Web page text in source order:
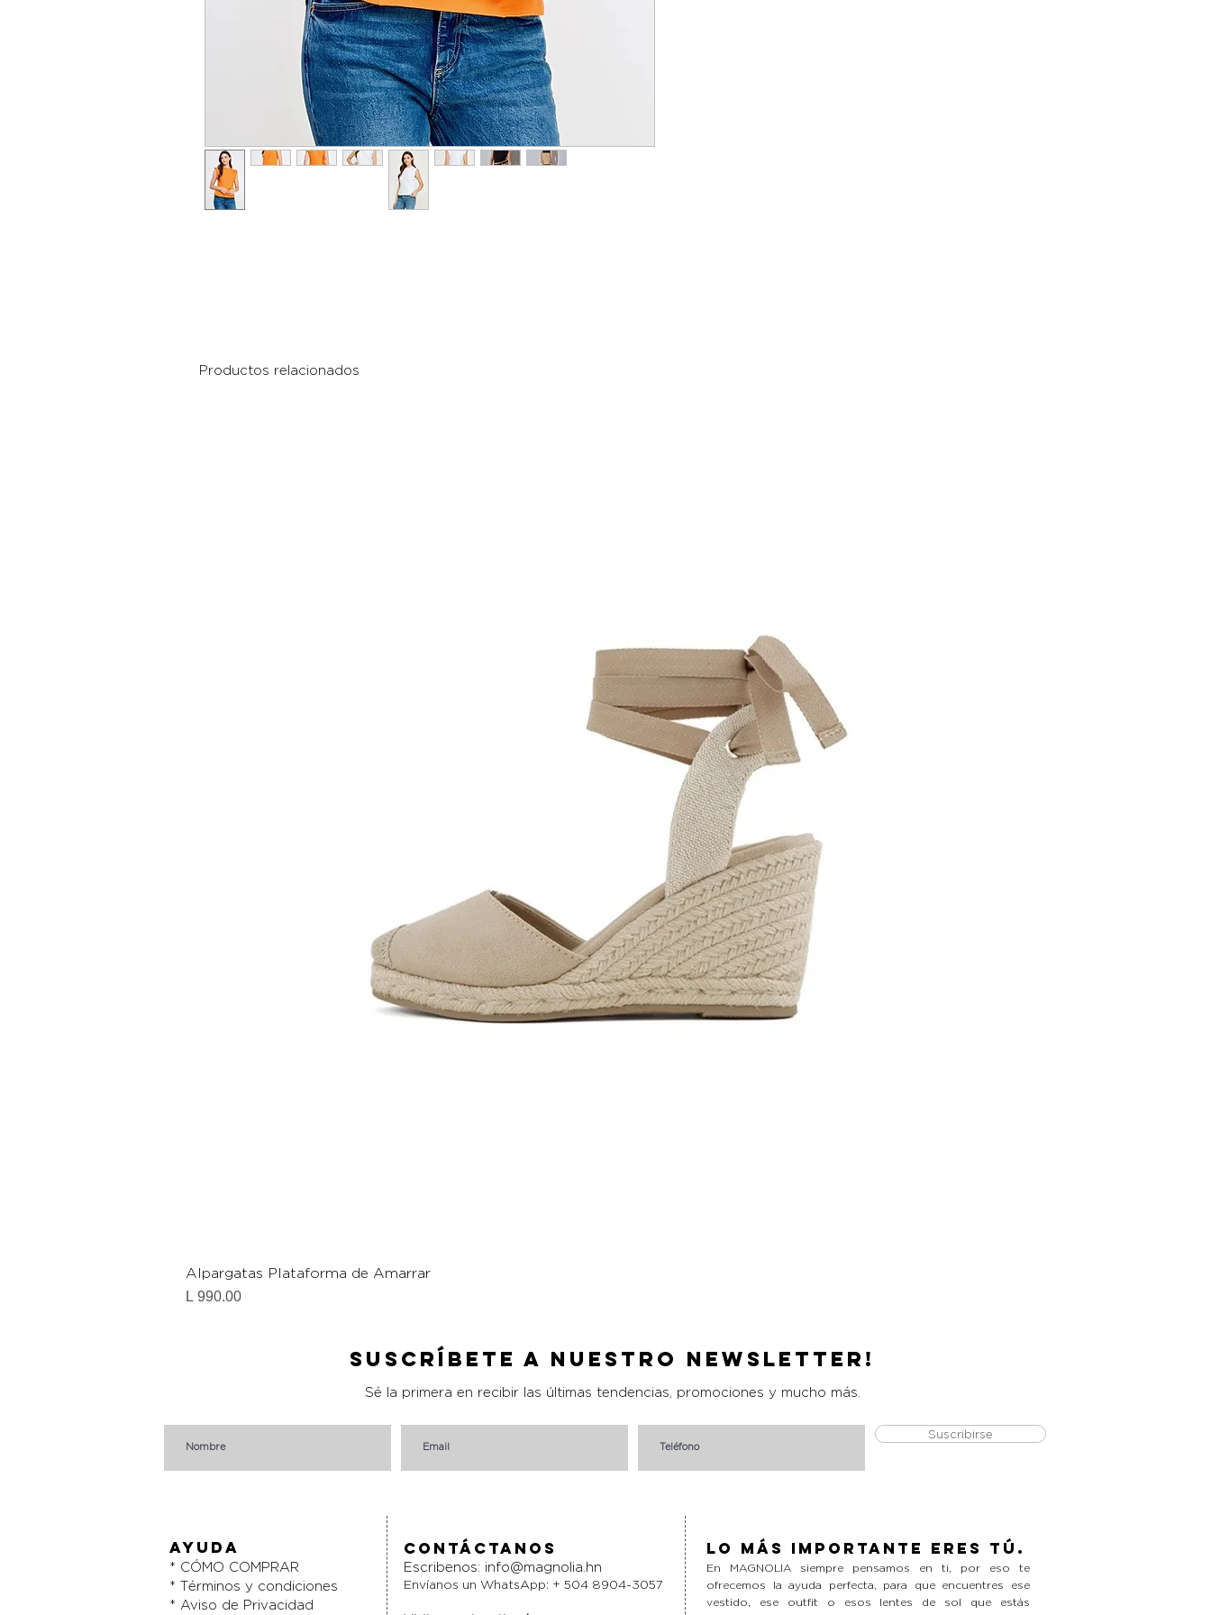
Productos relacionados
Alpargatas Plataforma de Amarrar
Precio
L 990.00
Suscríbete a nuestro Newsletter!
Sé la primera en recibir las últimas tendencias, promociones y mucho más.
Suscribirse
AYUDA
* CÓMO COMPRAR
* Términos y condiciones
* Aviso de Privacidad
Contáctanos
Escribenos: info@magnolia.hn
Envíanos un WhatsApp: + 504 8904-3057
Lo más importante eres tú.
En MAGNOLIA siempre pensamos en ti, por eso te
ofrecemos la ayuda perfecta, para que encuentres ese
vestido, ese outfit o esos lentes de sol que estás